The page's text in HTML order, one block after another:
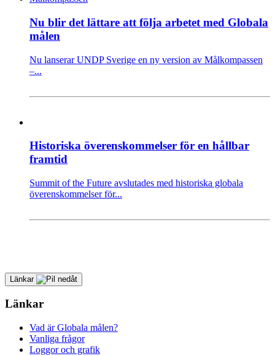
Nu blir det lättare att följa arbetet med Globala
målen
Nu lanserar UNDP Sverige en ny version av Målkompassen
–...
Historiska överenskommelser för en hållbar
framtid
Summit of the Future avslutades med historiska globala
överenskommelser för...
Länkar
Länkar
Vad är Globala målen?
Vanliga frågor
Loggor och grafik